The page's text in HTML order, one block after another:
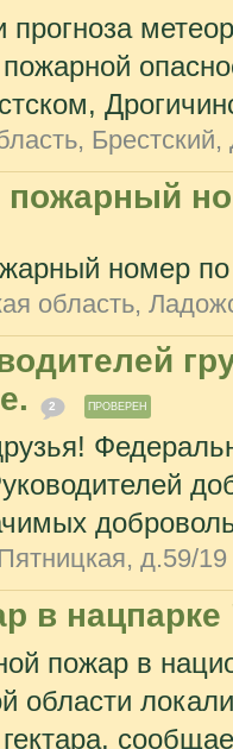
прогноза
номер
область,
2 ПРОВЕРЕН
д.59/19
в
пожар в
области